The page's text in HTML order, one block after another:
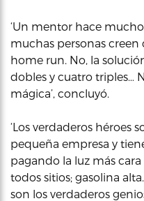
‘Un mentor hace
muchas personas creen
home run. No, la
dobles y cuatro triples…
mágica’, concluyó.
‘Los verdaderos héroes
pequeña empresa y
pagando la luz más
todos sitios; gasolina
son los verdaderos